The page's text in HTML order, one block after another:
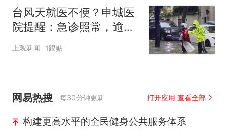
台风天就医不便？申城医
院提醒：急诊照常，逾期
未就诊的预约不计入爽约
上观新闻 1跟贴
网易热搜 每30分钟更新 打开应用 查看全部
构建更高水平的全民健身公共服务体系